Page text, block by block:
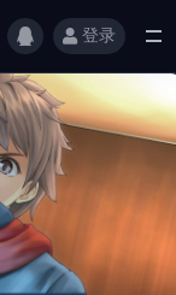
登录